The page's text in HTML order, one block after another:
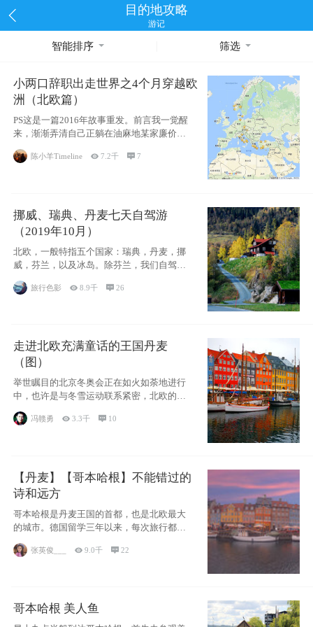
目的地攻略
游记
智能排序 筛选
小两口辞职出走世界之4个月穿越欧
洲（北欧篇）
PS这是一篇2016年故事重发。前言我一觉醒
来，渐渐弄清自己正躺在油麻地某家廉价宾
馆
陈小羊Timeline 7.2千 7
挪威、瑞典、丹麦七天自驾游
（2019年10月）
北欧，一般特指五个国家：瑞典，丹麦，挪
威，芬兰，以及冰岛。除芬兰，我们自驾游
旅行色影 8.9千 26
走进北欧充满童话的王国丹麦
（图）
举世瞩目的北京冬奥会正在如火如荼地进行
中，也许是与冬雪运动联系紧密，北欧的一
些国家因
冯赣勇 3.3千  10
【丹麦】【哥本哈根】不能错过的
诗和远方
哥本哈根是丹麦王国的首都，也是北欧最大
的城市。德国留学三年以来，每次旅行都是
张英俊___ 9.0千 22
哥本哈根 美人鱼